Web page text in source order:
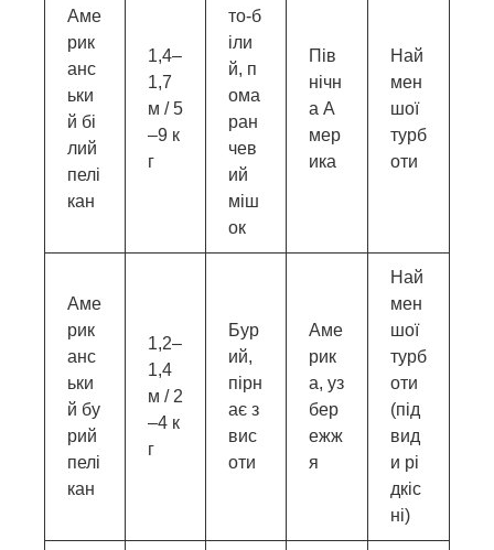
Аме
рик
анс
ьки
й бі
лий
пелі
кан
1,4–
1,7
м / 5
–9 к
г
то-б
іли
й, п
ома
ран
чев
ий
міш
ок
Пів
нічн
а А
мер
ика
Най
мен
шої
турб
оти
Аме
рик
анс
ьки
й бу
рий
пелі
кан
1,2–
1,4
м / 2
–4 к
г
Бур
ий,
пірн
ає з
вис
оти
Аме
рик
а, уз
бер
ежж
я
Най
мен
шої
турб
оти
(під
вид
и рі
дкіс
ні)